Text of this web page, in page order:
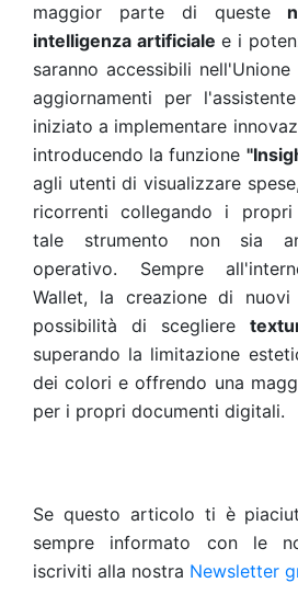
maggior parte di queste
intelligenza artificiale e i
saranno accessibili
aggiornamenti per
iniziato a implementare
introducendo la funzione
agli utenti di visualizzare
ricorrenti collegando i propri
tale strumento non sia
operativo. Sempre
Wallet, la creazione di
possibilità di scegliere
superando la limitazione
dei colori e offrendo una
per i propri documenti digitali.
Se questo articolo ti è
sempre informato con le
iscriviti alla nostra Newsletter